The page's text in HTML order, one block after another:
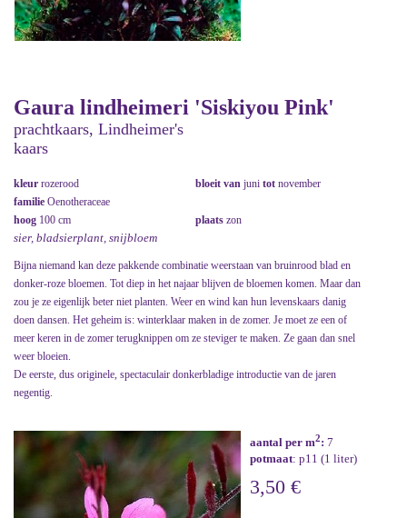
Gaura lindheimeri 'Siskiyou Pink'
prachtkaars, Lindheimer's
kaars
kleur rozerood bloeit van juni tot november
familie Oenotheraceae
hoog 100 cm plaats zon
sier, bladsierplant, snijbloem
Bijna niemand kan deze pakkende combinatie weerstaan van bruinrood blad en
donker-roze bloemen. Tot diep in het najaar blijven de bloemen komen. Maar dan
zou je ze eigenlijk beter niet planten. Weer en wind kan hun levenskaars danig
doen dansen. Het geheim is: winterklaar maken in de zomer. Je moet ze een of
meer keren in de zomer terugknippen om ze steviger te maken. Ze gaan dan snel
weer bloeien.
De eerste, dus originele, spectaculair donkerbladige introductie van de jaren
negentig.
aantal per m2: 7
potmaat: p11 (1 liter)
3,50 €